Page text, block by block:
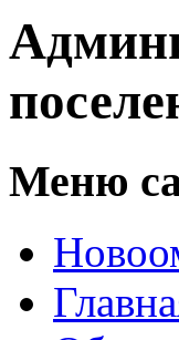
Меню